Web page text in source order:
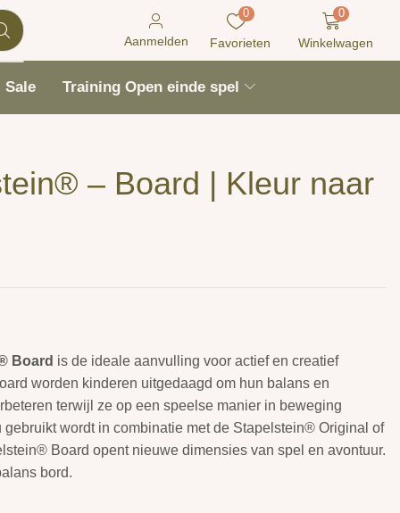
Aanmelden
0
Favorieten
0
Winkelwagen
Sale Training Open einde spel
– Board | Kleur naar
Board is de ideale aanvulling voor actief en creatief
worden kinderen uitgedaagd om hun balans en
terwijl ze op een speelse manier in beweging
gebruikt wordt in combinatie met de Stapelstein® Original of
Board opent nieuwe dimensies van spel en avontuur.
bord.